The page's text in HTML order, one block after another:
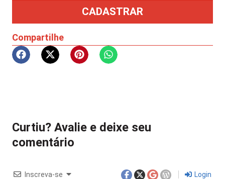
CADASTRAR
Compartilhe
Curtiu? Avalie e deixe seu
comentário
Inscreva-se Login